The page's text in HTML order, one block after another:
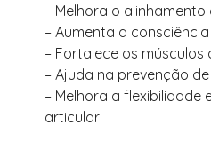
– Melhora o
– Aumenta a
– Fortalece os músculos
– Ajuda na prevenção
– Melhora a flexibilidade
articular